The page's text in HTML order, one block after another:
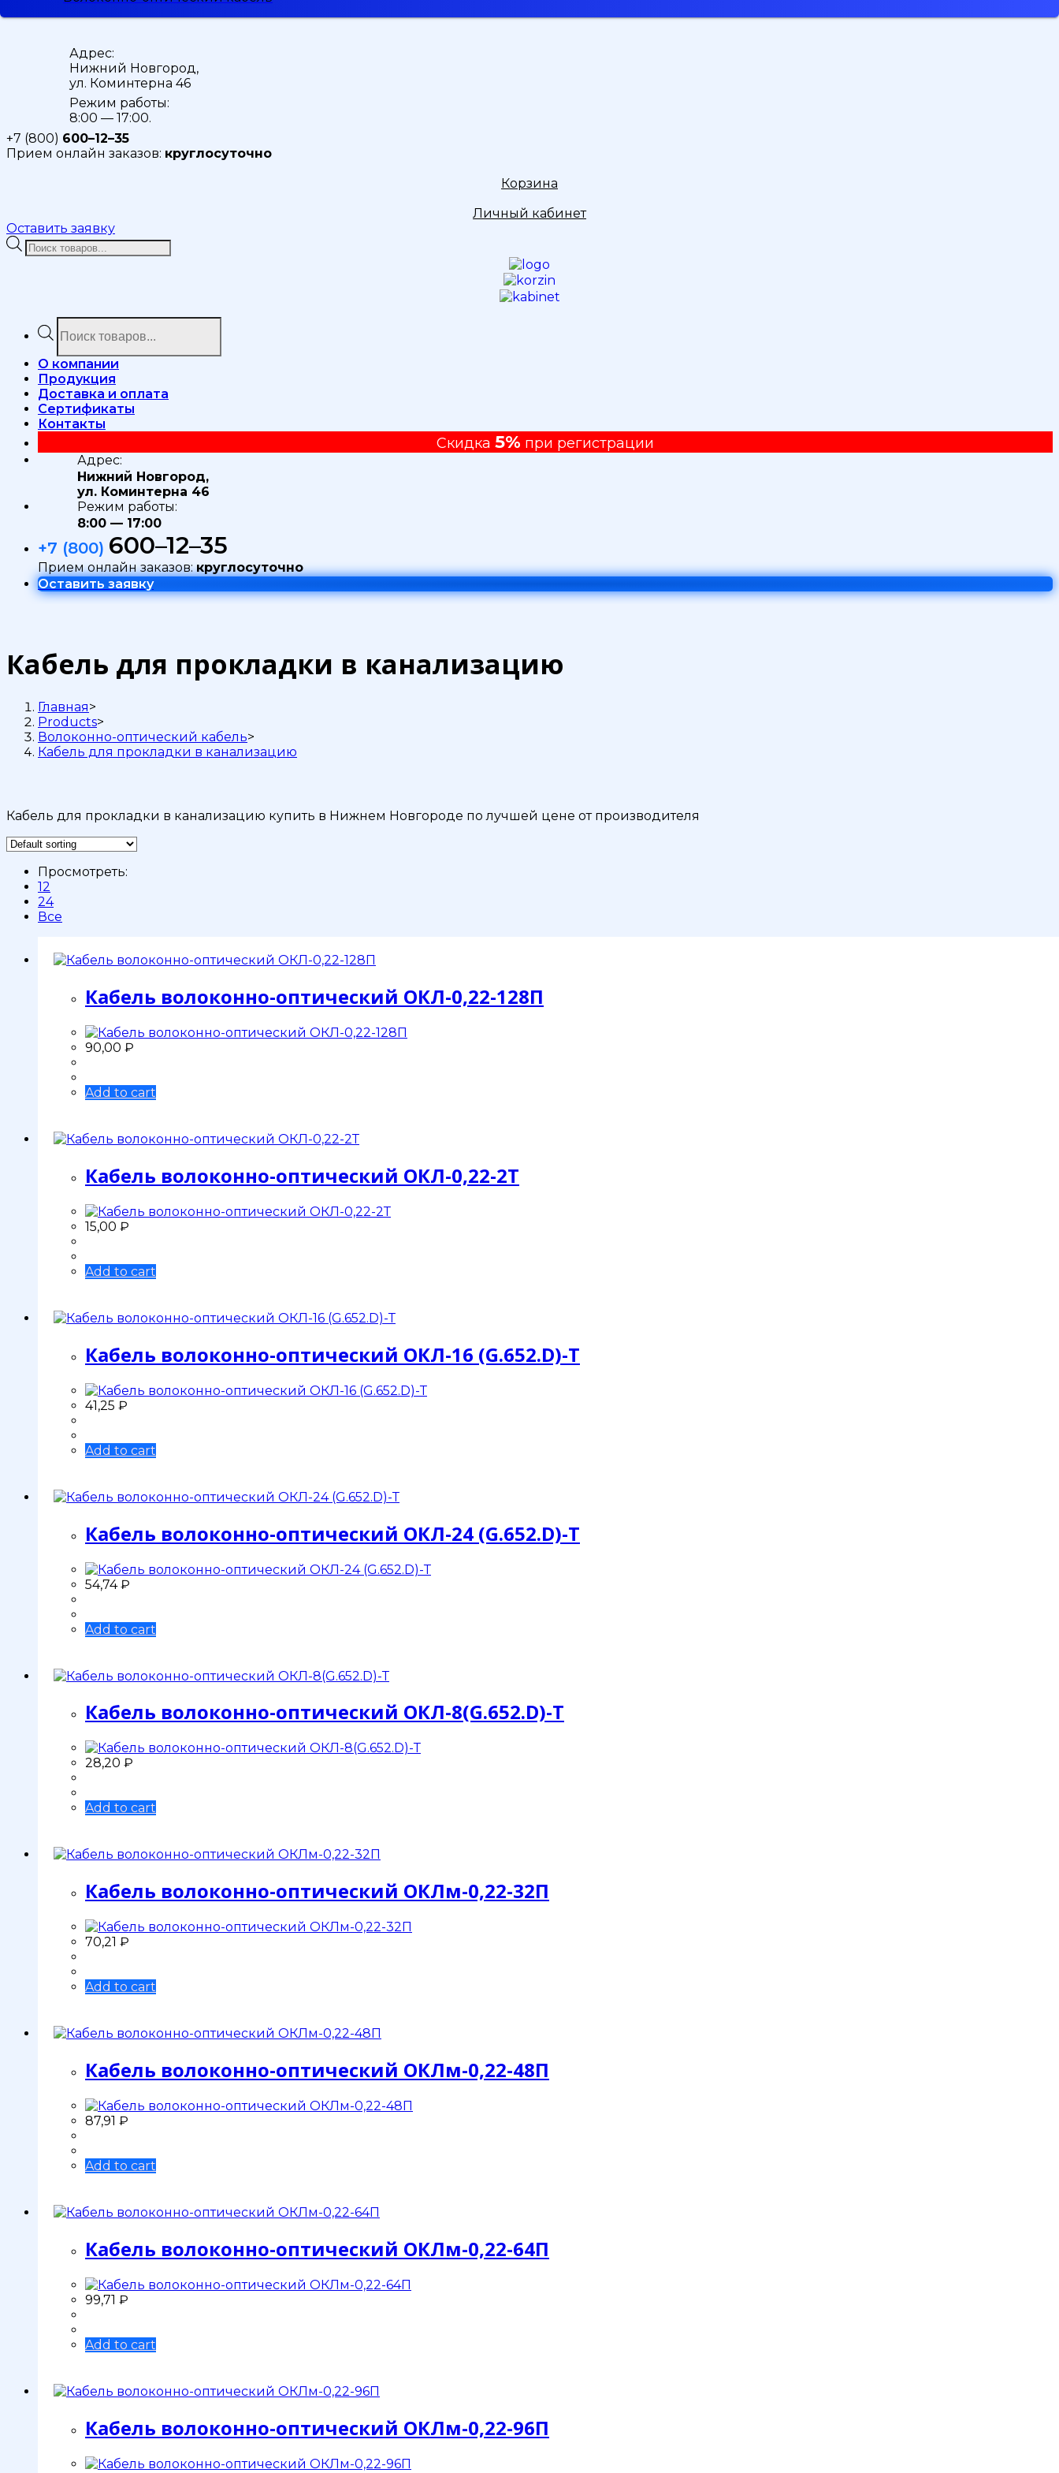
Адрес:
Нижний Новгород,
ул. Коминтерна 46
Режим работы:
8:00 — 17:00.
+7 (800) 600–12–35
Прием онлайн заказов: круглосуточно
Корзина
Личный кабинет
Оставить заявку
Поиск
товаров
Поиск
товаров
О компании
Продукция
Доставка и оплата
Сертификаты
Контакты
Скидка 5% при регистрации
Адрес:
Нижний Новгород,
ул. Коминтерна 46
Режим работы:
8:00 — 17:00
+7 (800) 600–12–35
Прием онлайн заказов:круглосуточно
Оставить заявку
Кабель для прокладки в канализацию
Главная>
Products>
Волоконно-оптический кабель>
Кабель для прокладки в канализацию
Кабель для прокладки в канализацию купить в Нижнем Новгороде по лучшей цене от производителя
Просмотреть:
12
24
Все
Кабель волоконно-оптический ОКЛ-0,22-128П
90,00 ₽
Add to cart
Кабель волоконно-оптический ОКЛ-0,22-2Т
15,00 ₽
Add to cart
Кабель волоконно-оптический ОКЛ-16 (G.652.D)-Т
41,25 ₽
Add to cart
Кабель волоконно-оптический ОКЛ-24 (G.652.D)-Т
54,74₽
Add to cart
Кабель волоконно-оптический ОКЛ-8(G.652.D)-Т
28,20 ₽
Add to cart
Кабель волоконно-оптический ОКЛм-0,22-32П
70,21 ₽
Add to cart
Кабель волоконно-оптический ОКЛм-0,22-48П
87,91 ₽
Add to cart
Кабель волоконно-оптический ОКЛм-0,22-64П
99,71 ₽
Add to cart
Кабель волоконно-оптический ОКЛм-0,22-96П